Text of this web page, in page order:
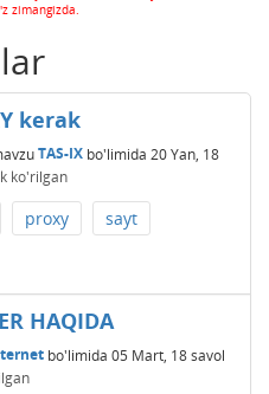
zimangizda.
kerak
TAS-IXbo'limida 20 Yan, 18
ko'rilgan
proxy
sayt
HAQIDA
bo'limida 05 Mart, 18 savol